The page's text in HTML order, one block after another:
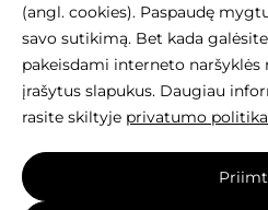
(angl. cookies). Paspaudę
savo sutikimą. Bet kada
pakeisdami interneto
įrašytus slapukus. Daugiau
rasite skiltyje privatumo politika
+370 463 14062
info@betonomozaika.lt
Šios svetainės turinys, tekstai,
yra Betono mozaika